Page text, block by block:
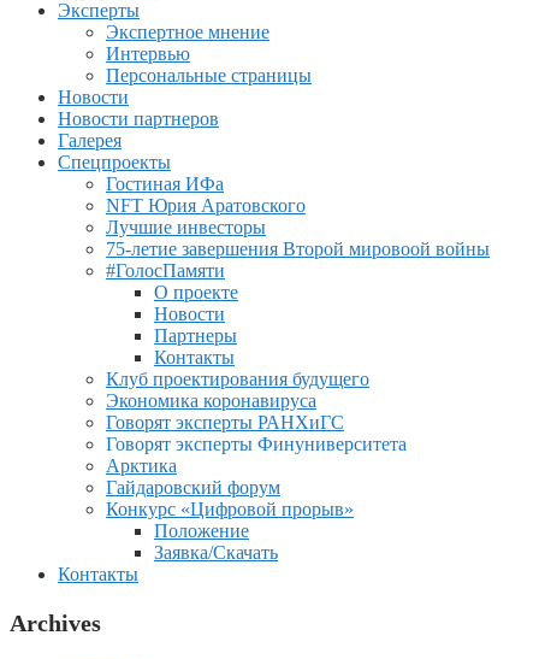
Эксперты
Экспертное мнение
Интервью
Персональные страницы
Новости
Новости партнеров
Галерея
Спецпроекты
Гостиная ИФа
NFT Юрия Аратовского
Лучшие инвесторы
75-летие завершения Второй мировоой войны
#ГолосПамяти
О проекте
Новости
Партнеры
Контакты
Клуб проектирования будущего
Экономика коронавируса
Говорят эксперты РАНХиГС
Говорят эксперты Финуниверситета
Арктика
Гайдаровский форум
Конкурс «Цифровой прорыв»
Положение
Заявка/Скачать
Контакты
Archives